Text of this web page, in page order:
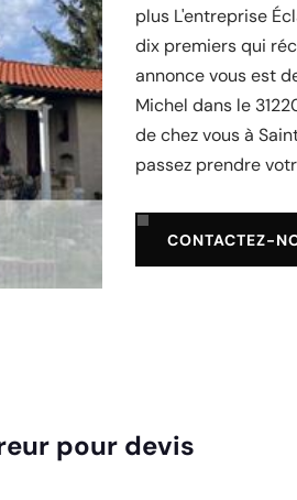
plus L'entreprise
dix premiers qui
annonce vous est
Michel dans le
de chez vous à
passez prendre
CONTACTEZ-
pour devis